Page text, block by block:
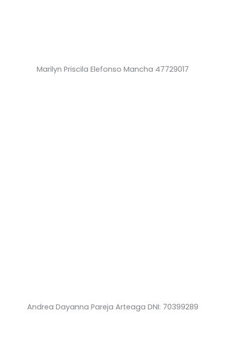
Marilyn Priscila Elefonso Mancha 47729017
Andrea Dayanna Pareja Arteaga DNI: 70399289